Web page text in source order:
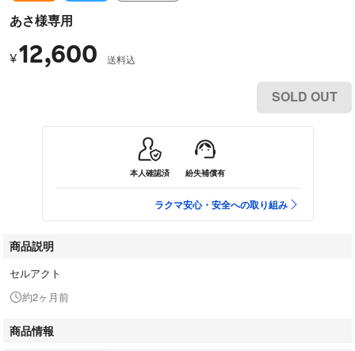
あさ様専用
¥12,600 送料込
SOLD OUT
本人確認済 紛失補償有
ラクマ安心・安全への取り組み
商品説明
セルアクト
約2ヶ月前
商品情報